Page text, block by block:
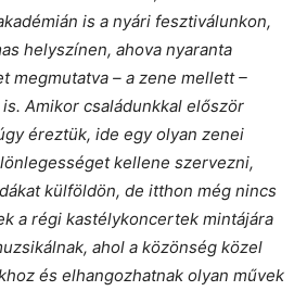
is a nyári fesztiválunkon,
helyszínen, ahova nyaranta
megmutatva – a zene mellett –
Amikor családunkkal először
éreztük, ide egy olyan zenei
kellene szervezni,
külföldön, de itthon még nincs
a régi kastélykoncertek mintájára
ahol a közönség közel
és elhangozhatnak olyan művek